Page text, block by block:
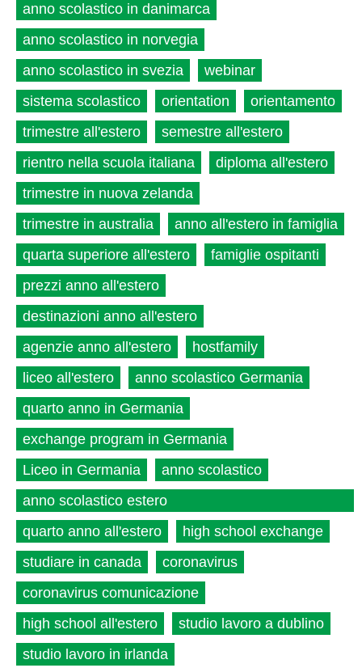
anno scolastico in danimarca
anno scolastico in norvegia
anno scolastico in svezia
webinar
sistema scolastico
orientation
orientamento
trimestre all'estero
semestre all'estero
rientro nella scuola italiana
diploma all'estero
trimestre in nuova zelanda
trimestre in australia
anno all'estero in famiglia
quarta superiore all'estero
famiglie ospitanti
prezzi anno all'estero
destinazioni anno all'estero
agenzie anno all'estero
hostfamily
liceo all'estero
anno scolastico Germania
quarto anno in Germania
exchange program in Germania
Liceo in Germania
anno scolastico
anno scolastico estero
quarto anno all'estero
high school exchange
studiare in canada
coronavirus
coronavirus comunicazione
high school all'estero
studio lavoro a dublino
studio lavoro in irlanda